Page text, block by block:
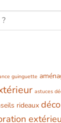
guinguette
astuces
rideaux